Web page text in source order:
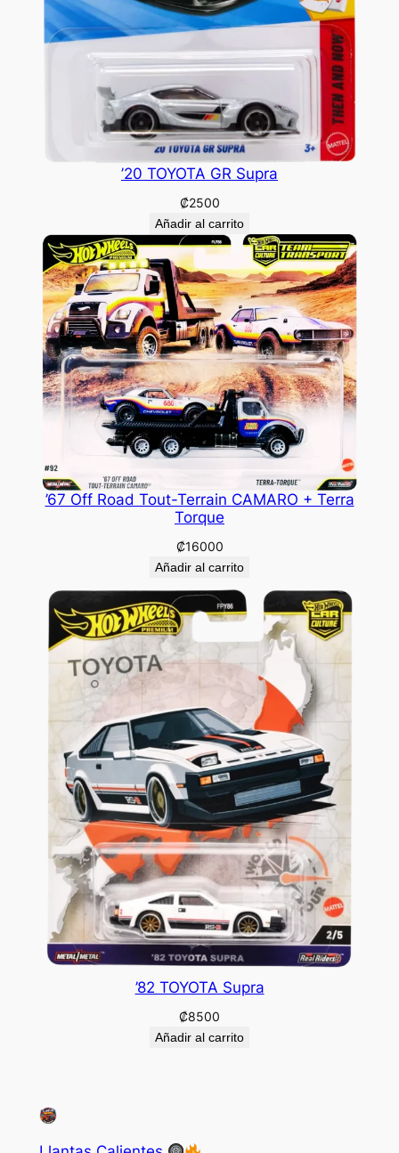
’20 TOYOTA GR Supra
₡2500
Añadir al carrito
’67 Off Road Tout-Terrain CAMARO + Terra
Torque
₡16000
Añadir al carrito
’82 TOYOTA Supra
₡8500
Añadir al carrito